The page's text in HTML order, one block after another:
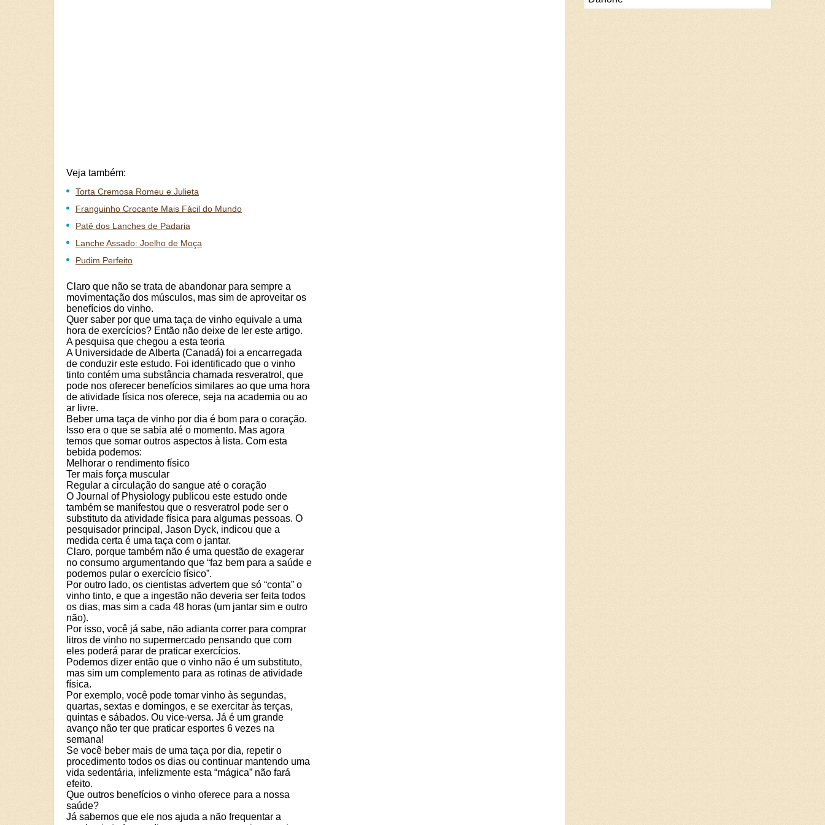
Veja também:
Torta Cremosa Romeu e Julieta
Franguinho Crocante Mais Fácil do Mundo
Patê dos Lanches de Padaria
Lanche Assado: Joelho de Moça
Pudim Perfeito
Claro que não se trata de abandonar para sempre a
movimentação dos músculos, mas sim de aproveitar os
benefícios do vinho.
Quer saber por que uma taça de vinho equivale a uma
hora de exercícios? Então não deixe de ler este artigo.
A pesquisa que chegou a esta teoria
A Universidade de Alberta (Canadá) foi a encarregada
de conduzir este estudo. Foi identificado que o vinho
tinto contém uma substância chamada resveratrol, que
pode nos oferecer benefícios similares ao que uma hora
de atividade física nos oferece, seja na academia ou ao
ar livre.
Beber uma taça de vinho por dia é bom para o coração.
Isso era o que se sabia até o momento. Mas agora
temos que somar outros aspectos à lista. Com esta
bebida podemos:
Melhorar o rendimento físico
Ter mais força muscular
Regular a circulação do sangue até o coração
O Journal of Physiology publicou este estudo onde
também se manifestou que o resveratrol pode ser o
substituto da atividade física para algumas pessoas. O
pesquisador principal, Jason Dyck, indicou que a
medida certa é uma taça com o jantar.
Claro, porque também não é uma questão de exagerar
no consumo argumentando que “faz bem para a saúde e
podemos pular o exercício físico”.
Por outro lado, os cientistas advertem que só “conta” o
vinho tinto, e que a ingestão não deveria ser feita todos
os dias, mas sim a cada 48 horas (um jantar sim e outro
não).
Por isso, você já sabe, não adianta correr para comprar
litros de vinho no supermercado pensando que com
eles poderá parar de praticar exercícios.
Podemos dizer então que o vinho não é um substituto,
mas sim um complemento para as rotinas de atividade
física.
Por exemplo, você pode tomar vinho às segundas,
quartas, sextas e domingos, e se exercitar às terças,
quintas e sábados. Ou vice-versa. Já é um grande
avanço não ter que praticar esportes 6 vezes na
semana!
Se você beber mais de uma taça por dia, repetir o
procedimento todos os dias ou continuar mantendo uma
vida sedentária, infelizmente esta “mágica” não fará
efeito.
Que outros benefícios o vinho oferece para a nossa
saúde?
Já sabemos que ele nos ajuda a não frequentar a